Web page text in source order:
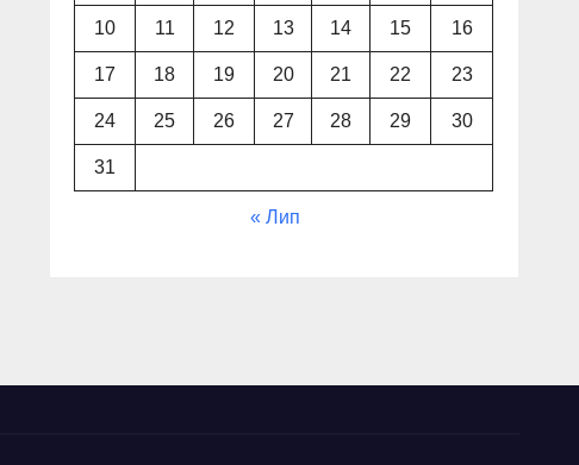
10 11 12 13 14 15 16
17 18 19 20 21 22 23
24 25 26 27 28 29 30
31
« Лип